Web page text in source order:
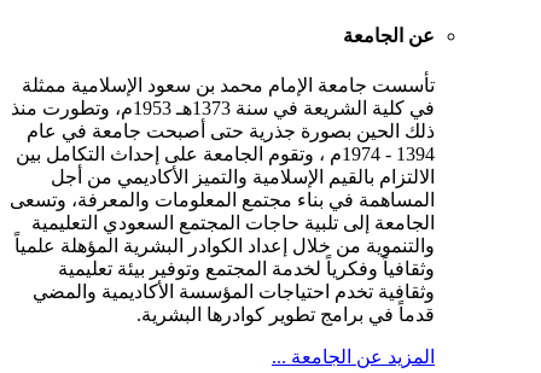
عن الجامعة
تأسست جامعة الإمام محمد بن سعود الإسلامية ممثلة
في كلية الشريعة في سنة 1373هـ 1953م، وتطورت منذ
ذلك الحين بصورة جذرية حتى أصبحت جامعة في عام
1394 - 1974م ، وتقوم الجامعة على إحداث التكامل بين
الالتزام بالقيم الإسلامية والتميز الأكاديمي من أجل
المساهمة في بناء مجتمع المعلومات والمعرفة، وتسعى
الجامعة إلى تلبية حاجات المجتمع السعودي التعليمية
والتنموية من خلال إعداد الكوادر البشرية المؤهلة علمياً
وثقافياً وفكرياً لخدمة المجتمع وتوفير بيئة تعليمية
وثقافية تخدم احتياجات المؤسسة الأكاديمية والمضي
قدماً في برامج تطوير كوادرها البشرية.
المزيد عن الجامعة ...